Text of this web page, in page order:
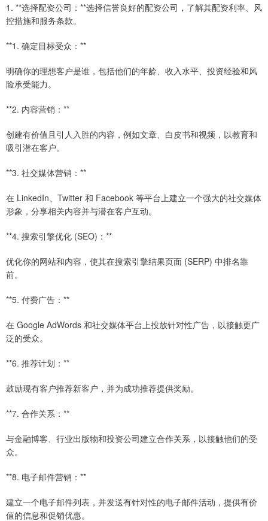
1. **选择配资公司：**选择信誉良好的配资公司，了解其配资利率、风
控措施和服务条款。
**1. 确定目标受众：**
明确你的理想客户是谁，包括他们的年龄、收入水平、投资经验和风
险承受能力。
**2. 内容营销：**
创建有价值且引人入胜的内容，例如文章、白皮书和视频，以教育和
吸引潜在客户。
**3. 社交媒体营销：**
在 LinkedIn、Twitter 和 Facebook 等平台上建立一个强大的社交媒体
形象，分享相关内容并与潜在客户互动。
**4. 搜索引擎优化 (SEO)：**
优化你的网站和内容，使其在搜索引擎结果页面 (SERP) 中排名靠
前。
**5. 付费广告：**
在 Google AdWords 和社交媒体平台上投放针对性广告，以接触更广
泛的受众。
**6. 推荐计划：**
鼓励现有客户推荐新客户，并为成功推荐提供奖励。
**7. 合作关系：**
与金融博客、行业出版物和投资公司建立合作关系，以接触他们的受
众。
**8. 电子邮件营销：**
建立一个电子邮件列表，并发送有针对性的电子邮件活动，提供有价
值的信息和促销优惠。